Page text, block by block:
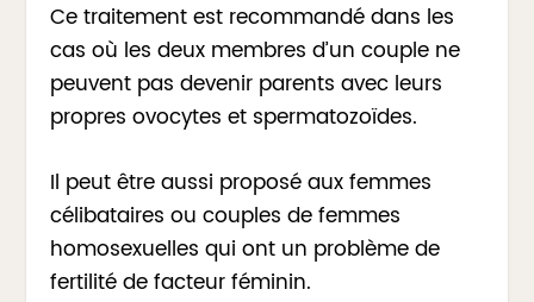
Ce traitement est recommandé dans les
cas où les deux membres d’un couple ne
peuvent pas devenir parents avec leurs
propres ovocytes et spermatozoïdes.
Il peut être aussi proposé aux femmes
célibataires ou couples de femmes
homosexuelles qui ont un problème de
fertilité de facteur féminin.